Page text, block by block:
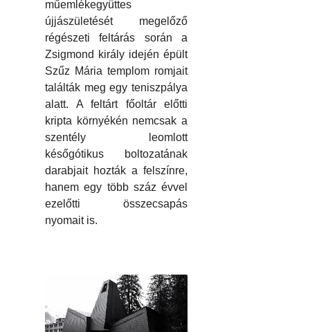
műemlékegyüttes
újjászületését megelőző
régészeti feltárás során a
Zsigmond király idején épült
Szűz Mária templom romjait
találták meg egy teniszpálya
alatt. A feltárt főoltár előtti
kripta környékén nemcsak a
szentély leomlott
későgótikus boltozatának
darabjait hozták a felszínre,
hanem egy több száz évvel
ezelőtti összecsapás
nyomait is.